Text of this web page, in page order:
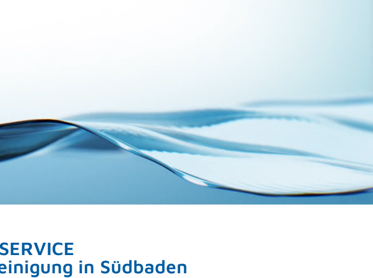
in Südbaden